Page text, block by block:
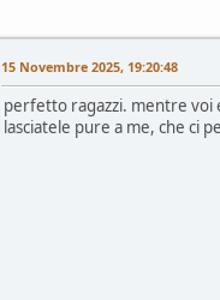
15 Novembre 2025, 19:20:48
perfetto ragazzi. mentre voi
lasciatele pure a me, che ci